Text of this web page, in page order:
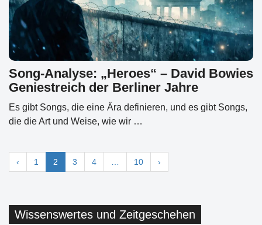
Song-Analyse: „Heroes“ – David Bowies
Geniestreich der Berliner Jahre
Es gibt Songs, die eine Ära definieren, und es gibt Songs,
die die Art und Weise, wie wir …
‹ 1 2 3 4 10 ›
Wissenswertes und Zeitgeschehen